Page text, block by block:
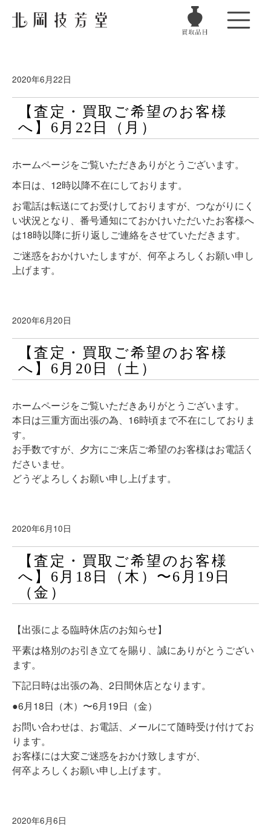
2020年6月22日
【査定・買取ご希望のお客様
へ】6月22日（月）
ホームページをご覧いただきありがとうございます。
本日は、12時以降不在にしております。
お電話は転送にてお受けしておりますが、つながりにく
い状況となり、番号通知にておかけいただいたお客様へ
は18時以降に折り返しご連絡をさせていただきます。
ご迷惑をおかけいたしますが、何卒よろしくお願い申し
上げます。
2020年6月20日
【査定・買取ご希望のお客様
へ】6月20日（土）
ホームページをご覧いただきありがとうございます。
本日は三重方面出張の為、16時頃まで不在にしておりま
す。
お手数ですが、夕方にご来店ご希望のお客様はお電話く
ださいませ。
どうぞよろしくお願い申し上げます。
2020年6月10日
【査定・買取ご希望のお客様
へ】6月18日（木）〜6月19日
（金）
【出張による臨時休店のお知らせ】
平素は格別のお引き立てを賜り、誠にありがとうござい
ます。
下記日時は出張の為、2日間休店となります。
●6月18日（木）〜6月19日（金）
お問い合わせは、お電話、メールにて随時受け付けてお
ります。
お客様には大変ご迷惑をおかけ致しますが、
何卒よろしくお願い申し上げます。
2020年6月6日